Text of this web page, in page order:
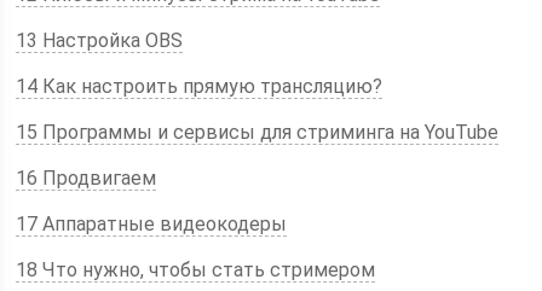
13 Настройка OBS
14 Как настроить прямую трансляцию?
15 Программы и сервисы для стриминга на YouTube
16 Продвигаем
17 Аппаратные видеокодеры
18 Что нужно, чтобы стать стримером